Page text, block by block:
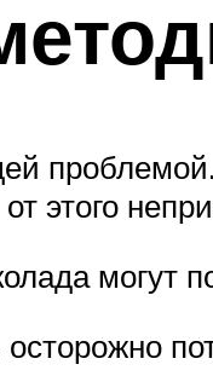
этого
могут